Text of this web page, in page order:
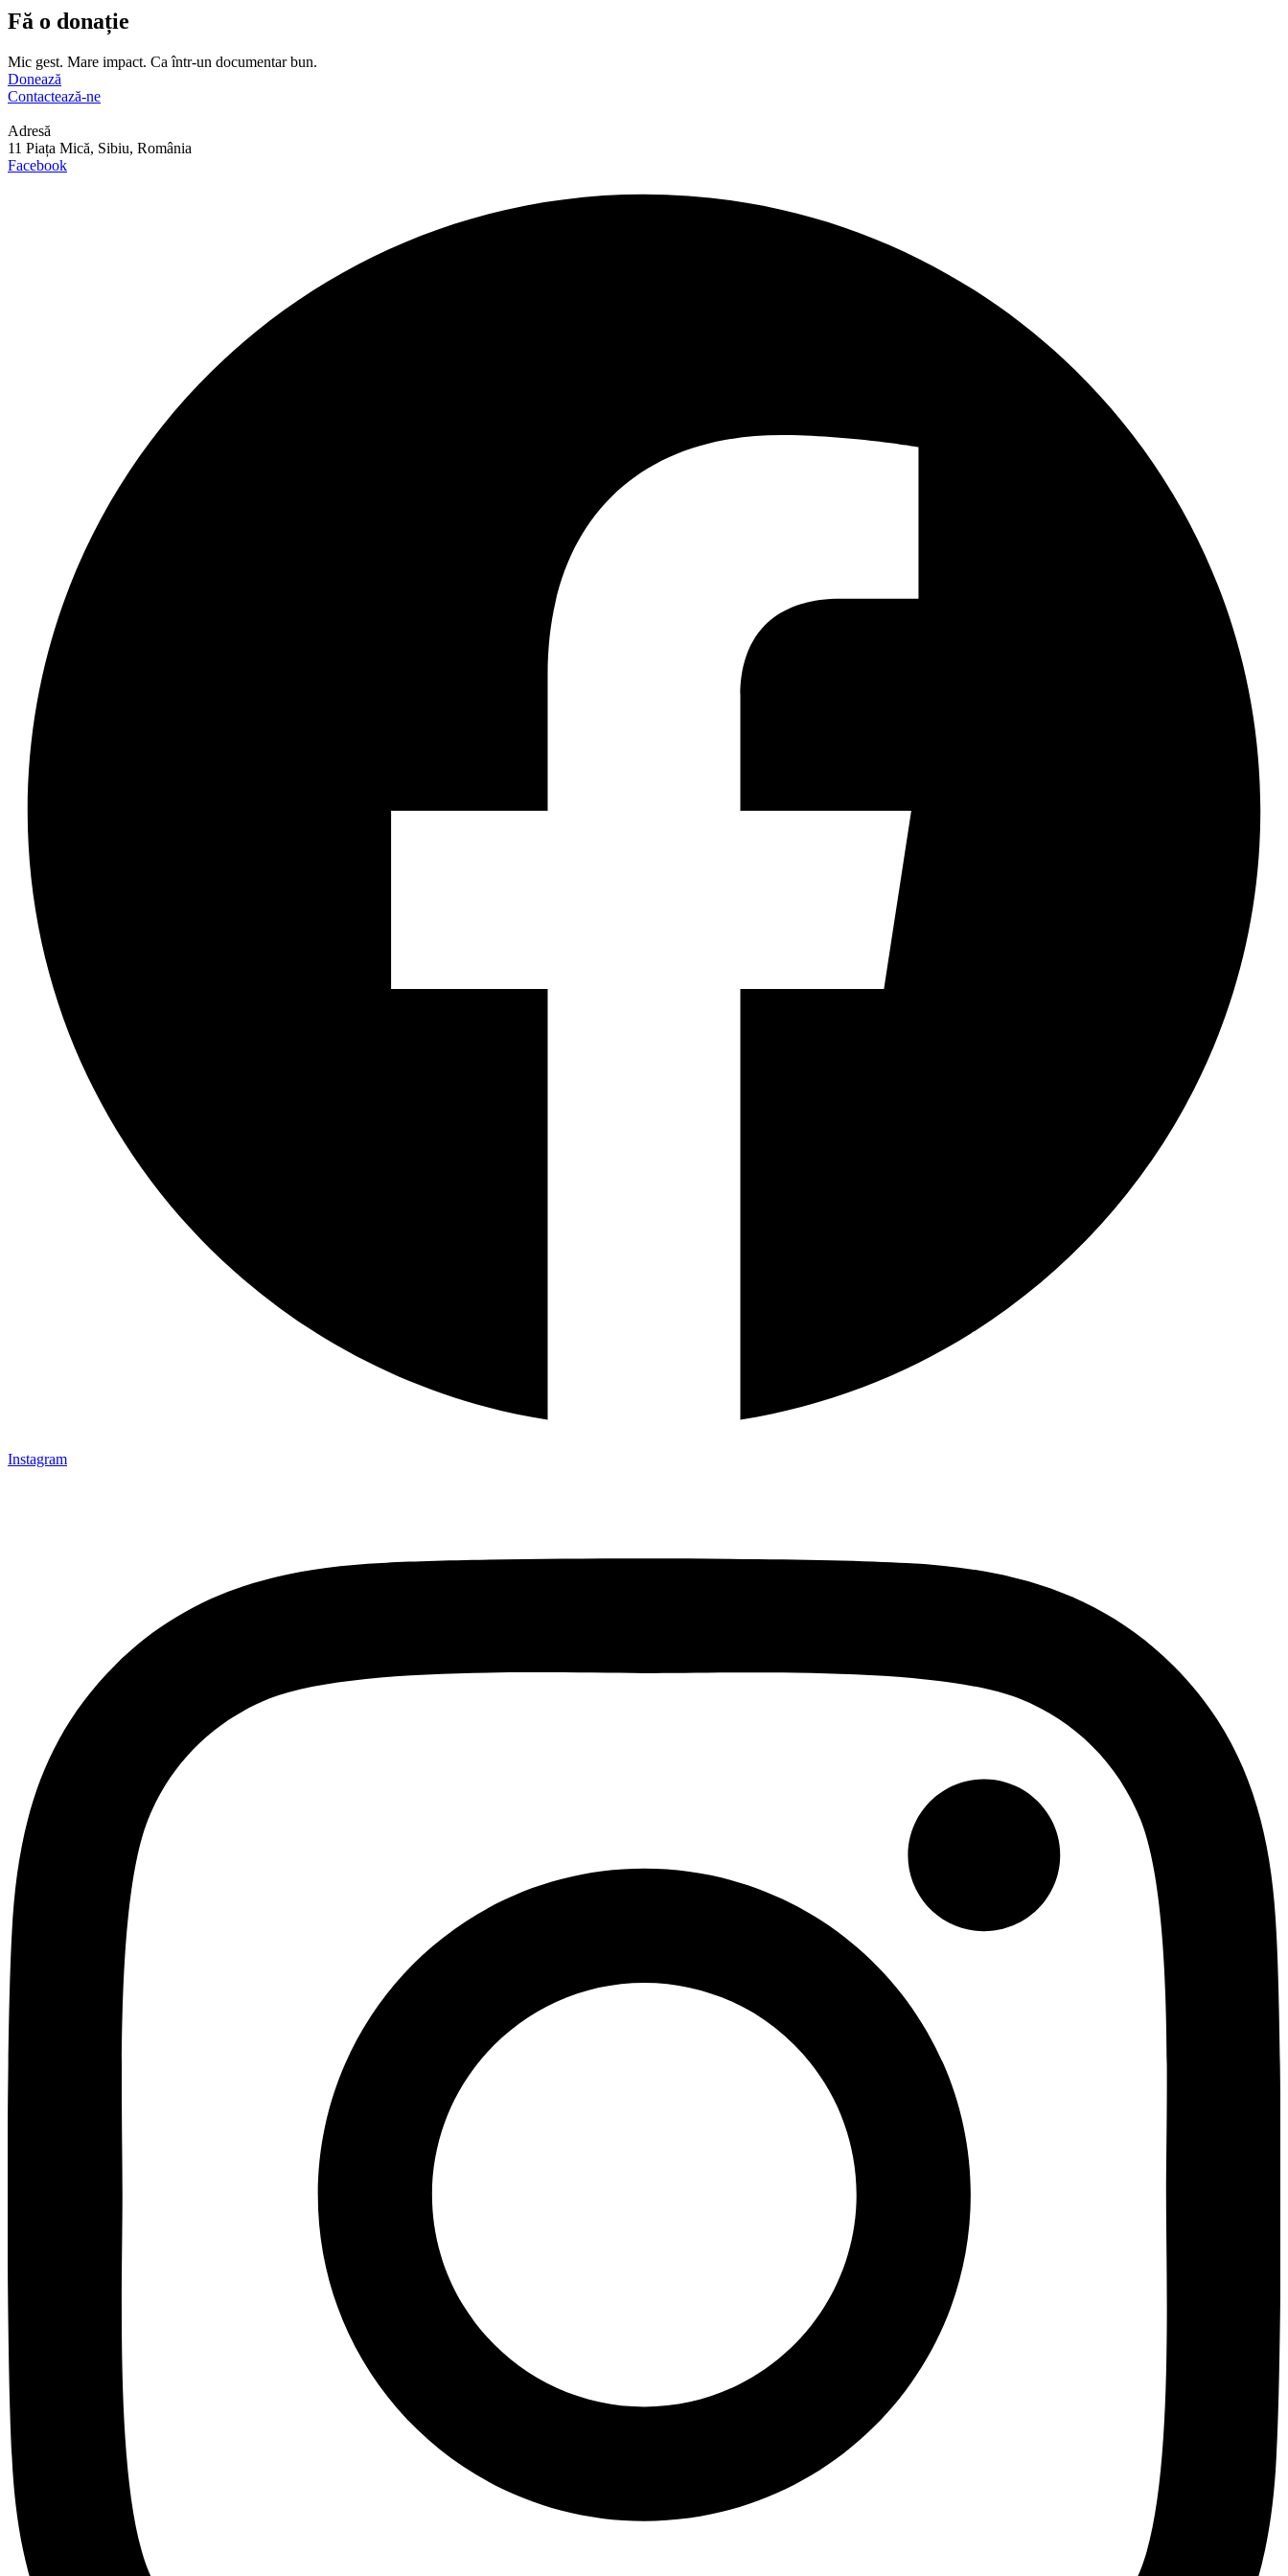
Fă o donație
Mic gest. Mare impact. Ca într-un documentar bun.
Donează
Contactează-ne
Adresă
11 Piața Mică, Sibiu, România
Facebook
Instagram